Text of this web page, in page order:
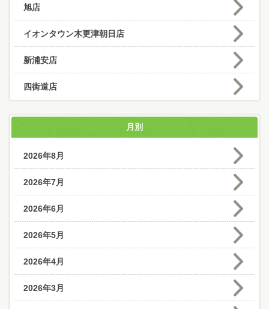
旭店
イオンタウン木更津朝日店
新浦安店
四街道店
月別
2026年8月
2026年7月
2026年6月
2026年5月
2026年4月
2026年3月